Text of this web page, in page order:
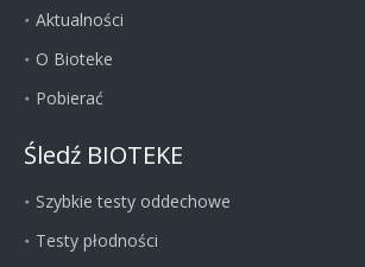
Aktualności
O Bioteke
Pobierać
Śledź BIOTEKE
Szybkie testy oddechowe
Testy płodności